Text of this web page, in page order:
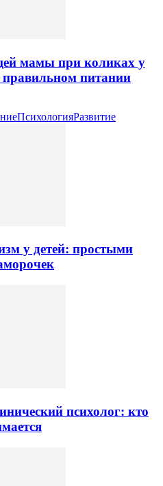
мамы при коликах у
правильном питании
ПсихологияРазвитие
у детей: простыми
психолог: кто